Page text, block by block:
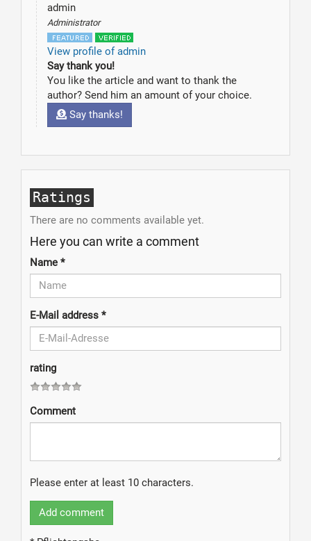
admin
Administrator
View profile of admin
Say thank you!
You like the article and want to thank the
author? Send him an amount of your choice.
Say thanks!
Ratings
There are no comments available yet.
Here you can write a comment
Name *
E-Mail address *
rating
Comment
Please enter at least 10 characters.
Add comment